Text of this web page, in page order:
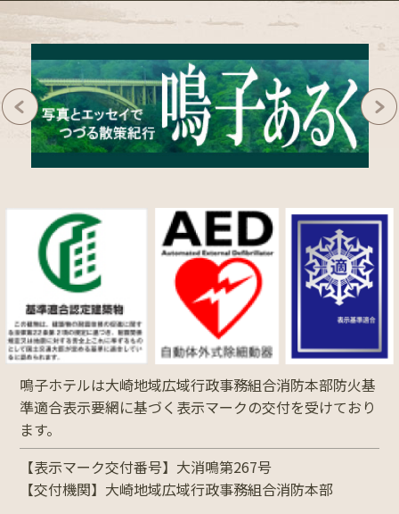
鳴子ホテルは大崎地域広域行政事務組合消防本部防火基
準適合表示要網に基づく表示マークの交付を受けており
ます。
【表示マーク交付番号】大消鳴第267号
【交付機関】大崎地域広域行政事務組合消防本部